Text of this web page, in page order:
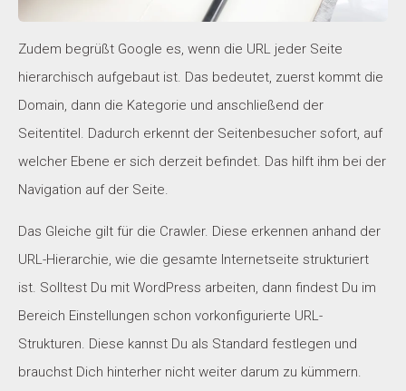
Zudem begrüßt Google es, wenn die URL jeder Seite
hierarchisch aufgebaut ist. Das bedeutet, zuerst kommt die
Domain, dann die Kategorie und anschließend der
Seitentitel. Dadurch erkennt der Seitenbesucher sofort, auf
welcher Ebene er sich derzeit befindet. Das hilft ihm bei der
Navigation auf der Seite.
Das Gleiche gilt für die Crawler. Diese erkennen anhand der
URL-Hierarchie, wie die gesamte Internetseite strukturiert
ist. Solltest Du mit WordPress arbeiten, dann findest Du im
Bereich Einstellungen schon vorkonfigurierte URL-
Strukturen. Diese kannst Du als Standard festlegen und
brauchst Dich hinterher nicht weiter darum zu kümmern.